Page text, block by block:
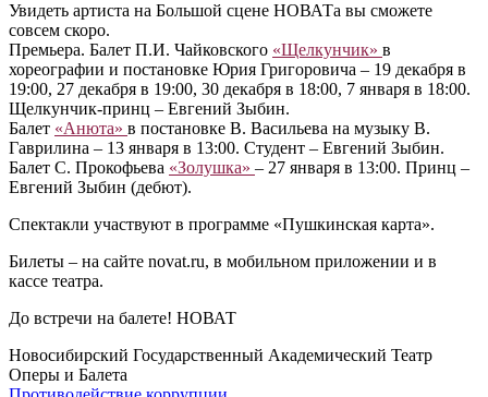
Увидеть артиста на Большой сцене НОВАТа вы сможете
совсем скоро.
Премьера. Балет П.И. Чайковского «Щелкунчик» в
хореографии и постановке Юрия Григоровича – 19 декабря в
19:00, 27 декабря в 19:00, 30 декабря в 18:00, 7 января в 18:00.
Щелкунчик-принц – Евгений Зыбин.
Балет «Анюта» в постановке В. Васильева на музыку В.
Гаврилина – 13 января в 13:00. Студент – Евгений Зыбин.
Балет С. Прокофьева «Золушка» – 27 января в 13:00. Принц –
Евгений Зыбин (дебют).
Спектакли участвуют в программе «Пушкинская карта».
Билеты – на сайте novat.ru, в мобильном приложении и в
кассе театра.
До встречи на балете! НОВАТ
Новосибирский Государственный Академический Театр
Оперы и Балета